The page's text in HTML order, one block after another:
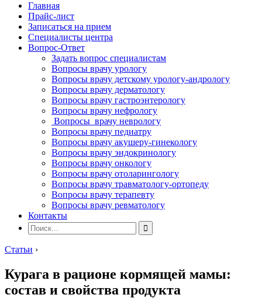
Главная
Прайс-лист
Записаться на прием
Специалисты центра
Вопрос-Ответ
Задать вопрос специалистам
Вопросы врачу урологу
Вопросы врачу детскому урологу-андрологу
Вопросы врачу дерматологу
Вопросы врачу гастроэнтерологу
Вопросы врачу нефрологу
Вопросы врачу неврологу
Вопросы врачу педиатру
Вопросы врачу акушеру-гинекологу
Вопросы врачу эндокринологу
Вопросы врачу онкологу
Вопросы врачу отоларингологу
Вопросы врачу травматологу-ортопеду
Вопросы врачу терапевту
Вопросы врачу ревматологу
Контакты
Статьи ›
Курага в рационе кормящей мамы:
состав и свойства продукта